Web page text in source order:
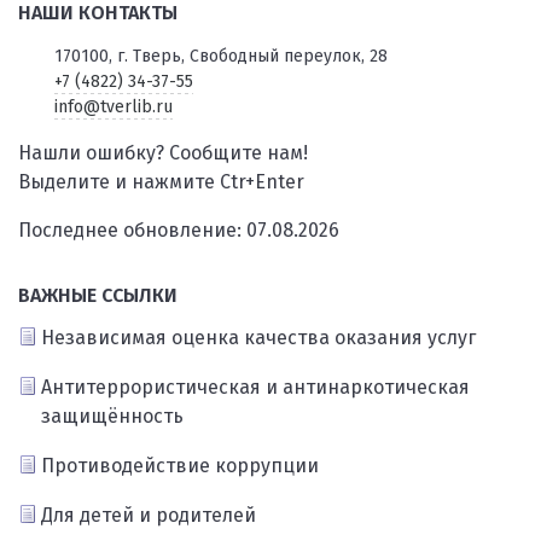
НАШИ КОНТАКТЫ
170100, г. Тверь, Свободный переулок, 28
+7 (4822) 34-37-55
info@tverlib.ru
Нашли ошибку? Сообщите нам!
Выделите и нажмите Ctr+Enter
Последнее обновление: 07.08.2026
ВАЖНЫЕ ССЫЛКИ
Независимая оценка качества оказания услуг
Антитеррористическая и антинаркотическая
защищённость
Противодействие коррупции
Для детей и родителей